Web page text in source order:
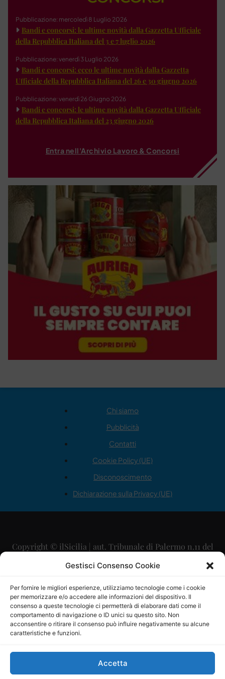
Gestisci Consenso Cookie
Per fornire le migliori esperienze, utilizziamo tecnologie come i cookie
per memorizzare e/o accedere alle informazioni del dispositivo. Il
consenso a queste tecnologie ci permetterà di elaborare dati come il
comportamento di navigazione o ID unici su questo sito. Non
acconsentire o ritirare il consenso può influire negativamente su alcune
caratteristiche e funzioni.
Accetta
Pubblicazione: mercoledì 8 Luglio 2026
Bandi e concorsi: le ultime novità dalla Gazzetta Ufficiale
della Repubblica Italiana del 3 e 7 luglio 2026
Pubblicazione: venerdì 3 Luglio 2026
Bandi e concorsi: ecco le ultime novità dalla Gazzetta
Ufficiale della Repubblica Italiana del 26 e 30 giugno 2026
Pubblicazione: venerdì 26 Giugno 2026
Bandi e concorsi: le ultime novità dalla Gazzetta Ufficiale
della Repubblica Italiana del 23 giugno 2026
Entra nell'Archivio Lavoro & Concorsi
Chi siamo
Pubblicità
Contatti
Cookie Policy (UE)
Disconoscimento
Dichiarazione sulla Privacy (UE)
Copyright © ilSicilia | aut. Tribunale di Palermo n.11 del
29/09/2015
Direttore Editoriale: Maurizio Scaglione
Direttore Responsabile: Maria Calabrese
P.IVA: 06334930820
Mercurio Comunicazione Società Cooperativa a r.l. è